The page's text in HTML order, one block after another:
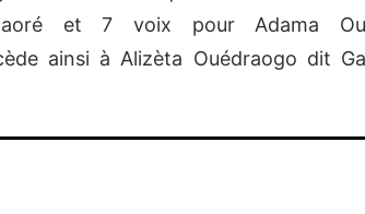
et 7 voix pour Adama
ainsi à Alizèta Ouédraogo dit